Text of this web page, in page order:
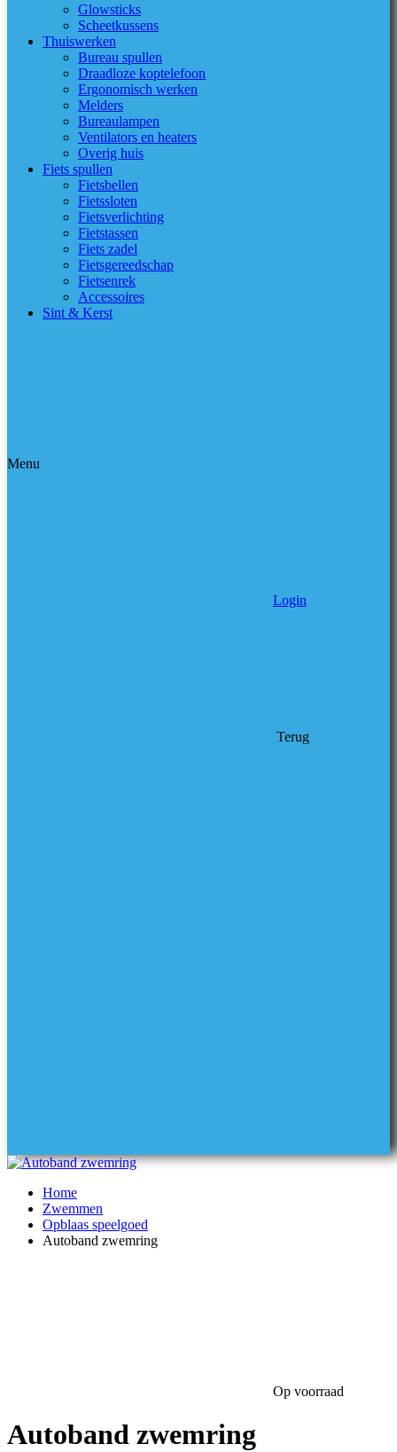
Glowsticks
Scheetkussens
Thuiswerken
Bureau spullen
Draadloze koptelefoon
Ergonomisch werken
Melders
Bureaulampen
Ventilators en heaters
Overig huis
Fiets spullen
Fietsbellen
Fietssloten
Fietsverlichting
Fietstassen
Fiets zadel
Fietsgereedschap
Fietsenrek
Accessoires
Sint & Kerst
Menu
Login
Terug
Home
Zwemmen
Opblaas speelgoed
Autoband zwemring
Op voorraad
Autoband zwemring